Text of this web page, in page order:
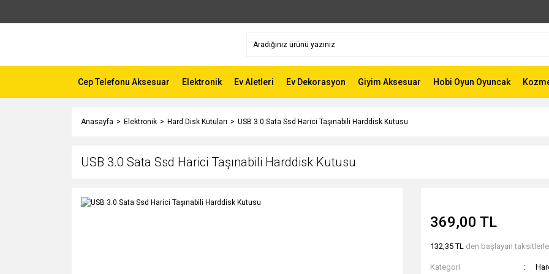
Cep Telefonu Aksesuar Elektronik Ev Aletleri Ev Dekorasyon Giyim Aksesuar Hobi Oyun Oyuncak
Anasayfa Elektronik Hard Disk Kutuları USB 3.0 Sata Ssd Harici Taşınabili Harddisk Kutusu
USB 3.0 Sata Ssd Harici Taşınabili Harddisk Kutusu
369,00 TL
132,35 TL den başlayan
Kategori